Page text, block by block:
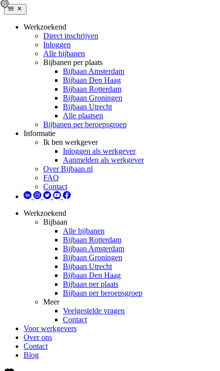
Werkzoekend
Direct inschrijven
Inloggen
Alle bijbanen
Bijbanen per plaats
Bijbaan Amsterdam
Bijbaan Den Haag
Bijbaan Rotterdam
Bijbaan Groningen
Bijbaan Utrecht
Alle plaatsen
Bijbanen per beroepsgroep
Informatie
Ik ben werkgever
Inloggen als werkgever
Aanmelden als werkgever
Over Bijbaan.nl
FAQ
Contact
Werkzoekend
Bijbaan
Alle bijbanen
Bijbaan Rotterdam
Bijbaan Amsterdam
Bijbaan Groningen
Bijbaan Utrecht
Bijbaan Den Haag
Bijbaan per plaats
Bijbaan per beroepsgroep
Meer
Veelgestelde vragen
Contact
Voor werkgevers
Over ons
Contact
Blog